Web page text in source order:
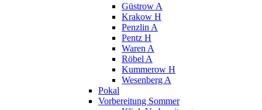
Güstrow A
Krakow H
Penzlin A
Pentz H
Waren A
Röbel A
Kummerow H
Wesenberg A
Pokal
Vorbereitung Sommer